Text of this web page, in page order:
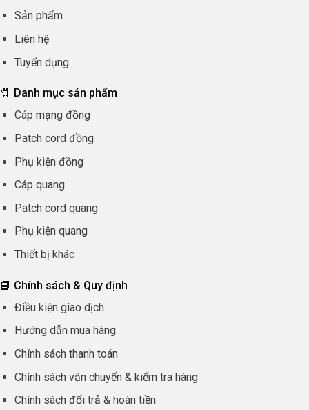
Sản phẩm
Liên hệ
Tuyển dụng
🧷 Danh mục sản phẩm
Cáp mạng đồng
Patch cord đồng
Phụ kiện đồng
Cáp quang
Patch cord quang
Phụ kiện quang
Thiết bị khác
📘 Chính sách & Quy định
Điều kiện giao dịch
Hướng dẫn mua hàng
Chính sách thanh toán
Chính sách vận chuyển & kiểm tra hàng
Chính sách đổi trả & hoàn tiền